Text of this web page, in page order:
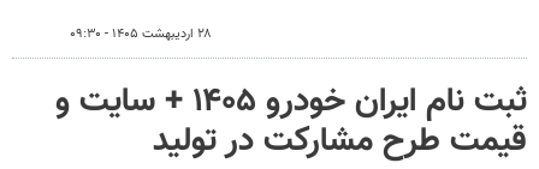
۲۸ اردیبهشت ۱۴۰۵ - ۰۹:۳۰
ثبت نام ایران خودرو ۱۴۰۵ + سایت و
قیمت طرح مشارکت در تولید